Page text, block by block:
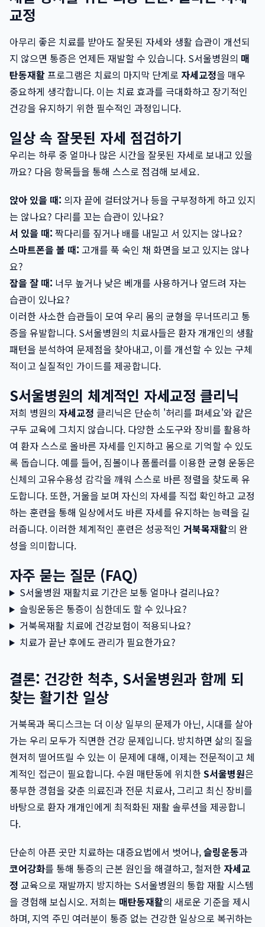
교정
아무리 좋은 치료를 받아도 잘못된 자세와 생활 습관이 개선되
지 않으면 통증은 언제든 재발할 수 있습니다. S서울병원의 매
탄동재활프로그램은 치료의 마지막 단계로 자세교정을 매우
중요하게 생각합니다. 이는 치료 효과를 극대화하고 장기적인
건강을 유지하기 위한 필수적인 과정입니다.
일상 속 잘못된 자세 점검하기
우리는 하루 중 얼마나 많은 시간을 잘못된 자세로 보내고 있을
까요? 다음 항목들을 통해 스스로 점검해 보세요.
앉아 있을 때: 의자 끝에 걸터앉거나 등을 구부정하게 하고 있지
는 않나요? 다리를 꼬는 습관이 있나요?
서 있을 때: 짝다리를 짚거나 배를 내밀고 서 있지는 않나요?
스마트폰을 볼 때: 고개를 푹 숙인 채 화면을 보고 있지는 않나
요?
잠을 잘 때: 너무 높거나 낮은 베개를 사용하거나 엎드려 자는
습관이 있나요?
이러한 사소한 습관들이 모여 우리 몸의 균형을 무너뜨리고 통
증을 유발합니다. S서울병원의 치료사들은 환자 개개인의 생활
패턴을 분석하여 문제점을 찾아내고, 이를 개선할 수 있는 구체
적이고 실질적인 가이드를 제공합니다.
S서울병원의 체계적인 자세교정 클리닉
저희 병원의 자세교정 클리닉은 단순히 '허리를 펴세요'와 같은
구두 교육에 그치지 않습니다. 다양한 소도구와 장비를 활용하
여 환자 스스로 올바른 자세를 인지하고 몸으로 기억할 수 있도
록 돕습니다. 예를 들어, 짐볼이나 폼롤러를 이용한 균형 운동은
신체의 고유수용성 감각을 깨워 스스로 바른 정렬을 찾도록 유
도합니다. 또한, 거울을 보며 자신의 자세를 직접 확인하고 교정
하는 훈련을 통해 일상에서도 바른 자세를 유지하는 능력을 길
러줍니다. 이러한 체계적인 훈련은 성공적인 거북목재활의 완
성을 의미합니다.
자주 묻는 질문 (FAQ)
S서울병원 재활치료 기간은 보통 얼마나 걸리나요?
슬링운동은 통증이 심한데도 할 수 있나요?
거북목재활 치료에 건강보험이 적용되나요?
치료가 끝난 후에도 관리가 필요한가요?
결론: 건강한 척추, S서울병원과 함께 되
찾는 활기찬 일상
거북목과 목디스크는 더 이상 일부의 문제가 아닌, 시대를 살아
가는 우리 모두가 직면한 건강 문제입니다. 방치하면 삶의 질을
현저히 떨어뜨릴 수 있는 이 문제에 대해, 이제는 전문적이고 체
계적인 접근이 필요합니다. 수원 매탄동에 위치한S서울병원은
풍부한 경험을 갖춘 의료진과 전문 치료사, 그리고 최신 장비를
바탕으로 환자 개개인에게 최적화된 재활 솔루션을 제공합니
다.
단순히 아픈 곳만 치료하는 대증요법에서 벗어나,슬링운동과
코어강화를 통해 통증의 근본 원인을 해결하고, 철저한 자세교
정 교육으로 재발까지 방지하는 S서울병원의 통합 재활 시스템
을 경험해 보십시오. 저희는 매탄동재활의 새로운 기준을 제시
하며, 지역 주민 여러분이 통증 없는 건강한 일상으로 복귀하는